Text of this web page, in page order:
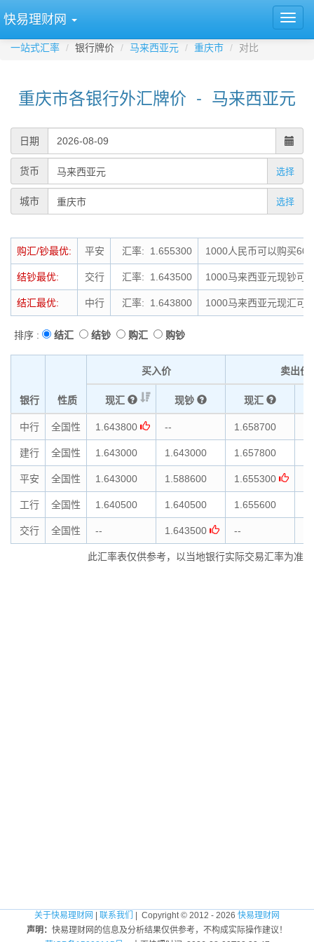
快易理财网
一站式汇率 银行牌价 马来西亚元 重庆市 对比
重庆市各银行外汇牌价 - 马来西亚元
日期
货币 选择
城市 选择
购汇/钞最优: 平安 汇率: 1.655300 1000人民币可以购买
结钞最优: 交行 汇率: 1.643500 1000马来西亚元现钞可
结汇最优: 中行 汇率: 1.643800 1000马来西亚元现汇可
排序 : 结汇 结钞 购汇 购钞
银行 性质
买入价 卖出价
现汇 现钞 现汇
中行 全国性 1.643800 -- 1.658700
建行 全国性 1.643000 1.643000 1.657800
平安 全国性 1.643000 1.588600 1.655300
工行 全国性 1.640500 1.640500 1.655600
交行 全国性 -- 1.643500 --
此汇率表仅供参考，以当地银行实际交易汇率为准
关于快易理财网 联系我们 | Copyright © 2012 - 2026 快易理财网
声明： 快易理财网的信息及分析结果仅供参考，不构成实际操作建议！